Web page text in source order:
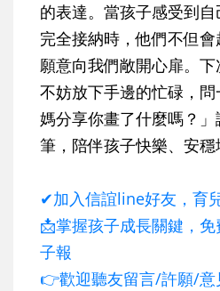
的表達。當孩子感受到
完全接納時，他們不但
願意向我們敞開心扉。下
不妨放下手邊的忙碌，
媽分享你畫了什麼嗎？
筆，陪伴孩子快樂、安穩
✔加入信誼line好友，育
📩掌握孩子成長關鍵，
子報
👉歡迎聽友留言/許願/意